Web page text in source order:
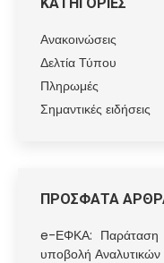
Ανακοινώσεις
Δελτία Τύπου
Πληρωμές
Σημαντικές ειδήσεις
ΠΡΟΣΦΑΤΑ
e-ΕΦΚΑ: Παράταση
υποβολή